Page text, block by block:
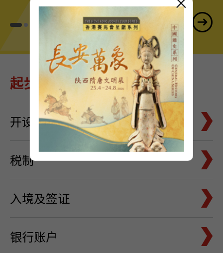
起步 轻而易举
开设公司
税制
入境及签证
银行账户